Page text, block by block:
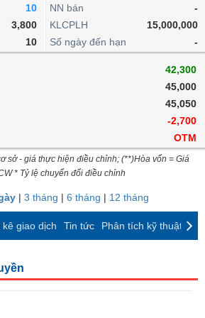
10
3,800
10
NN bán
-
KLCPLH
15,000,000
Số ngày đến hạn
-
42,300
45,000
45,050
-2,700
OTM
sở - giá thực hiện điều chỉnh; (**)Hòa vốn = Giá
* Tỷ lệ chuyển đổi điều chỉnh
| 3 tháng | 6 tháng | 12 tháng
giao dịch Tin tức Phân tích kỹ thuật